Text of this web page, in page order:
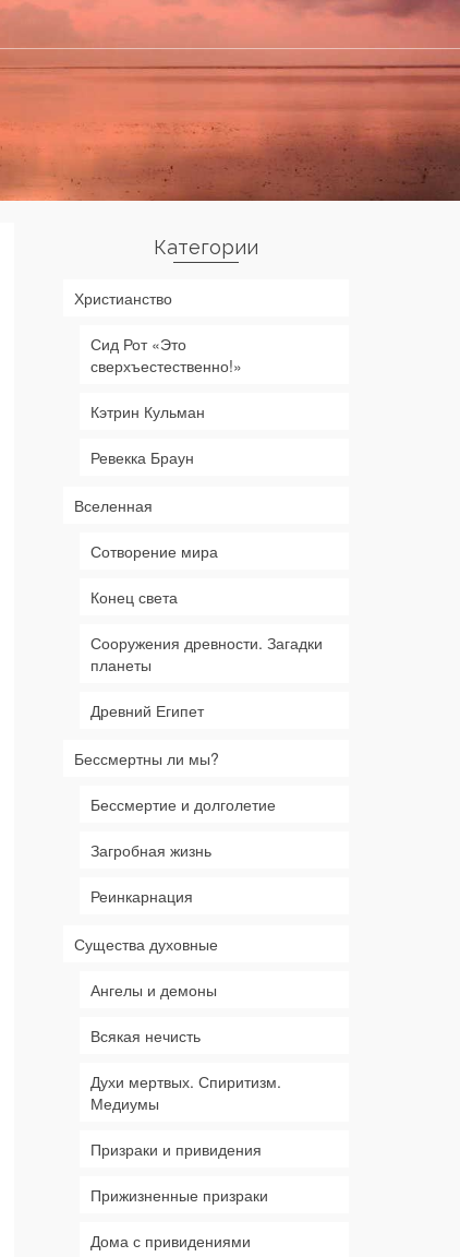
Категории
Христианство
Сид Рот «Это
сверхъестественно!»
Кэтрин Кульман
Ревекка Браун
Вселенная
Сотворение мира
Конец света
Сооружения древности. Загадки
планеты
Древний Египет
Бессмертны ли мы?
Бессмертие и долголетие
Загробная жизнь
Реинкарнация
Существа духовные
Ангелы и демоны
Всякая нечисть
Духи мертвых. Спиритизм.
Медиумы
Призраки и привидения
Прижизненные призраки
Дома с привидениями